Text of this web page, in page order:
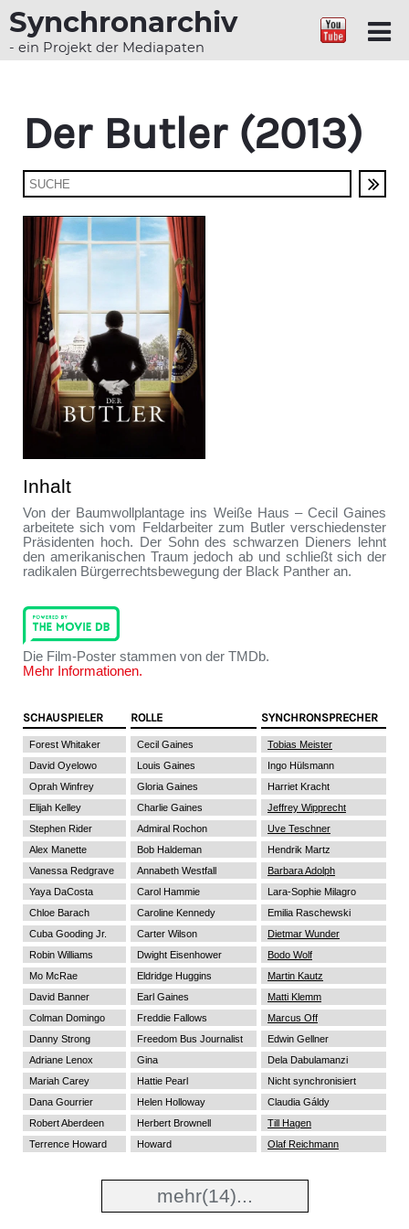
Synchronarchiv
- ein Projekt der Mediapaten
Der Butler (2013)
Inhalt
Von der Baumwollplantage ins Weiße Haus – Cecil Gaines
arbeitete sich vom Feldarbeiter zum Butler verschiedenster
Präsidenten hoch. Der Sohn des schwarzen Dieners lehnt
den amerikanischen Traum jedoch ab und schließt sich der
radikalen Bürgerrechtsbewegung der Black Panther an.
Die Film-Poster stammen von der TMDb.
Mehr Informationen.
SCHAUSPIELER ROLLE SYNCHRONSPRECHER
Forest Whitaker Cecil Gaines
Tobias Meister
David Oyelowo
Louis Gaines
Ingo Hülsmann
Oprah Winfrey
Gloria Gaines
Harriet Kracht
Elijah Kelley
Charlie Gaines
Jeffrey Wipprecht
Stephen Rider
Admiral Rochon
Uve Teschner
Alex Manette
Bob Haldeman
Hendrik Martz
Vanessa Redgrave
Annabeth Westfall
Barbara Adolph
Yaya DaCosta
Carol Hammie
Lara-Sophie Milagro
Chloe Barach
Caroline Kennedy
Emilia Raschewski
Cuba Gooding Jr.
Carter Wilson
Dietmar Wunder
Robin Williams
Dwight Eisenhower
Bodo Wolf
Mo McRae
Eldridge Huggins
Martin Kautz
David Banner
Earl Gaines
Matti Klemm
Colman Domingo
Freddie Fallows
Marcus Off
Danny Strong
Freedom Bus Journalist
Edwin Gellner
Adriane Lenox
Gina
Dela Dabulamanzi
Mariah Carey
Hattie Pearl
Nicht synchronisiert
Dana Gourrier
Helen Holloway
Claudia Gáldy
Robert Aberdeen
Herbert Brownell
Till Hagen
Terrence Howard
Howard Olaf Reichmann
mehr(14)...